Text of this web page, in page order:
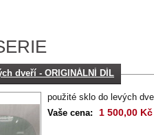
dveří - ORIGINÁLNÍ DÍL
použité sklo do levých
Vaše cena:
1 500,00 Kč